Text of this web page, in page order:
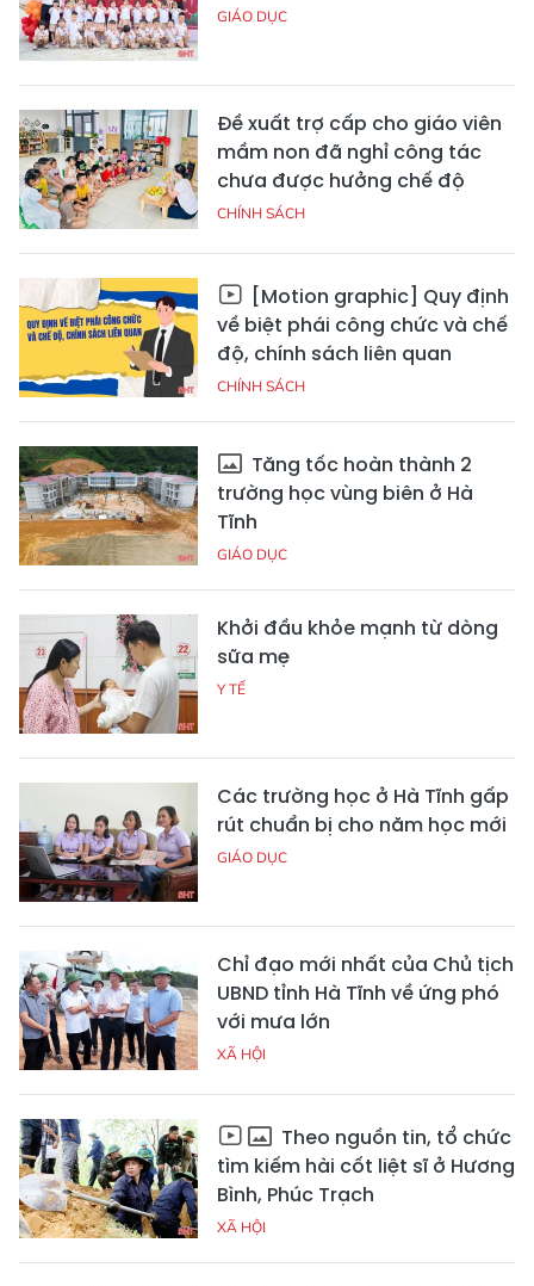
GIÁO DỤC
Đề xuất trợ cấp cho giáo viên
mầm non đã nghỉ công tác
chưa được hưởng chế độ
CHÍNH SÁCH
[Motion graphic] Quy định
về biệt phái công chức và chế
độ, chính sách liên quan
CHÍNH SÁCH
Tăng tốc hoàn thành 2
trường học vùng biên ở Hà
Tĩnh
GIÁO DỤC
Khởi đầu khỏe mạnh từ dòng
sữa mẹ
Y TẾ
Các trường học ở Hà Tĩnh gấp
rút chuẩn bị cho năm học mới
GIÁO DỤC
Chỉ đạo mới nhất của Chủ tịch
UBND tỉnh Hà Tĩnh về ứng phó
với mưa lớn
XÃ HỘI
Theo nguồn tin, tổ chức
tìm kiếm hài cốt liệt sĩ ở Hương
Bình, Phúc Trạch
XÃ HỘI